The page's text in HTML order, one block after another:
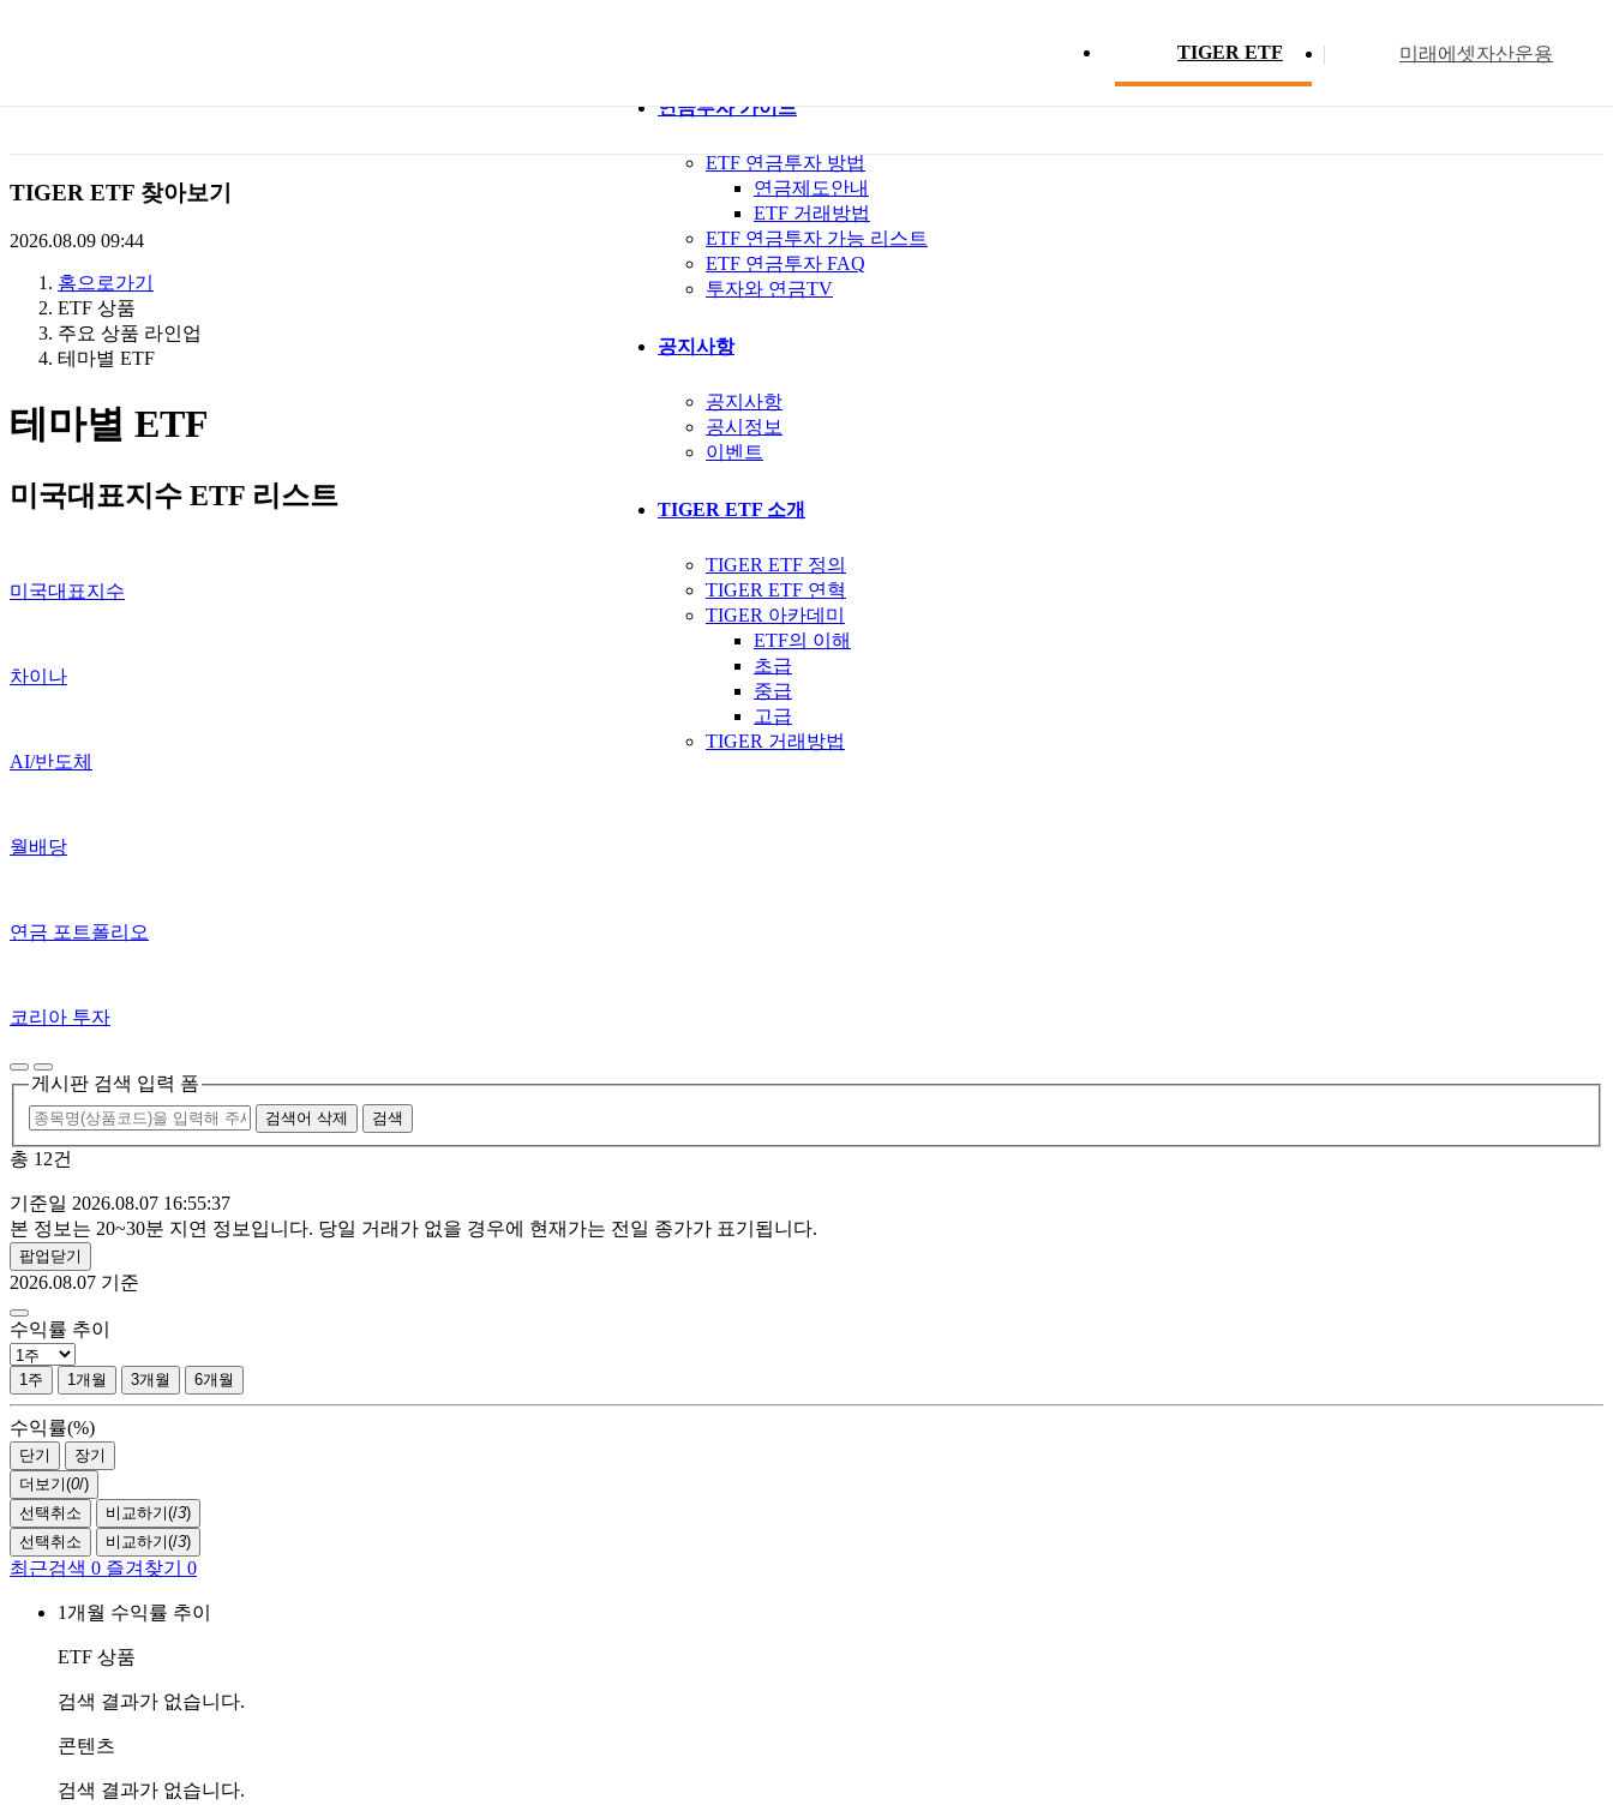
TIGER ETF 미래에셋자산운용
에
셋
TIGERETF
연금투자 가이드
ETF 연금투자 방법
연금제도안내
ETF 거래방법
ETF 연금투자 가능 리스트
ETF 연금투자 FAQ
투자와 연금TV
공지사항
공지사항
공시정보
이벤트
TIGER ETF 소개
TIGER ETF 정의
TIGER ETF 연혁
TIGER 아카데미
ETF의 이해
초급
중급
고급
TIGER 거래방법
ETF 분배금 현황
TIGER ETF 찾아보기
2026.08.09 09:44
홈으로가기
ETF 상품
주요 상품 라인업
테마별 ETF
테마별 ETF
미국대표지수 ETF 리스트
미국대표지수
차이나
AI/반도체
월배당
연금 포트폴리오
코리아 투자
게시판 검색 입력 폼
검색어 삭제 검색
총 12건
기준일 2026.08.07 16:55:37
본 정보는 20~30분 지연 정보입니다. 당일 거래가 없을 경우에 현재가는 전일 종가가 표기됩니다.
팝업닫기
2026.08.07 기준
수익률 추이
1주 1개월 3개월 6개월
수익률(%)
단기
장기
더보기(0/)
선택취소
비교하기(/3)
선택취소
비교하기(/3)
최근검색 0 즐겨찾기 0
1개월 수익률 추이
ETF 상품
검색 결과가 없습니다.
콘텐츠
검색 결과가 없습니다.